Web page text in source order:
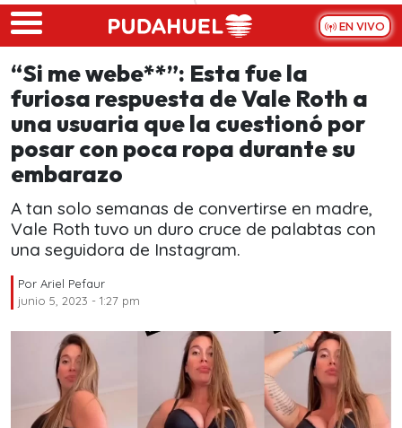
Skip to main content
EN VIVO
“Si me webe**”: Esta fue la
furiosa respuesta de Vale Roth a
una usuaria que la cuestionó por
posar con poca ropa durante su
embarazo
A tan solo semanas de convertirse en madre,
Vale Roth tuvo un duro cruce de palabtas con
una seguidora de Instagram.
Por Ariel Pefaur
junio 5, 2023 - 1:27 pm